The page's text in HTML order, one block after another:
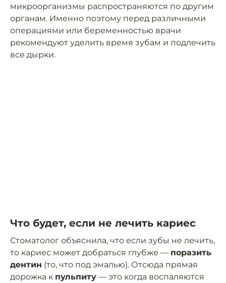
микроорганизмы распространяются по другим
органам. Именно поэтому перед различными
операциями или беременностью врачи
рекомендуют уделить время зубам и подлечить
все дырки.
Что будет, если не лечить кариес
Стоматолог объяснила, что если зубы не лечить,
то кариес может добраться глубже — поразить
дентин (то, что под эмалью). Отсюда прямая
дорожка к пульпиту — это когда воспаляются